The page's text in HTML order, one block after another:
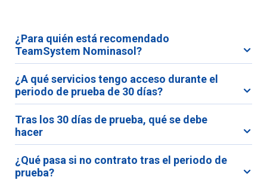
¿Para quién está recomendado
TeamSystem Nominasol?
¿A qué servicios tengo acceso durante el
periodo de prueba de 30 días?
Tras los 30 días de prueba, qué se debe
hacer
¿Qué pasa si no contrato tras el periodo de
prueba?